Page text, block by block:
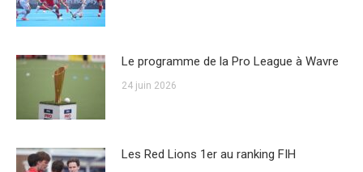
Le programme de la Pro League à Wavre
24 juin 2026
Les Red Lions 1er au ranking FIH